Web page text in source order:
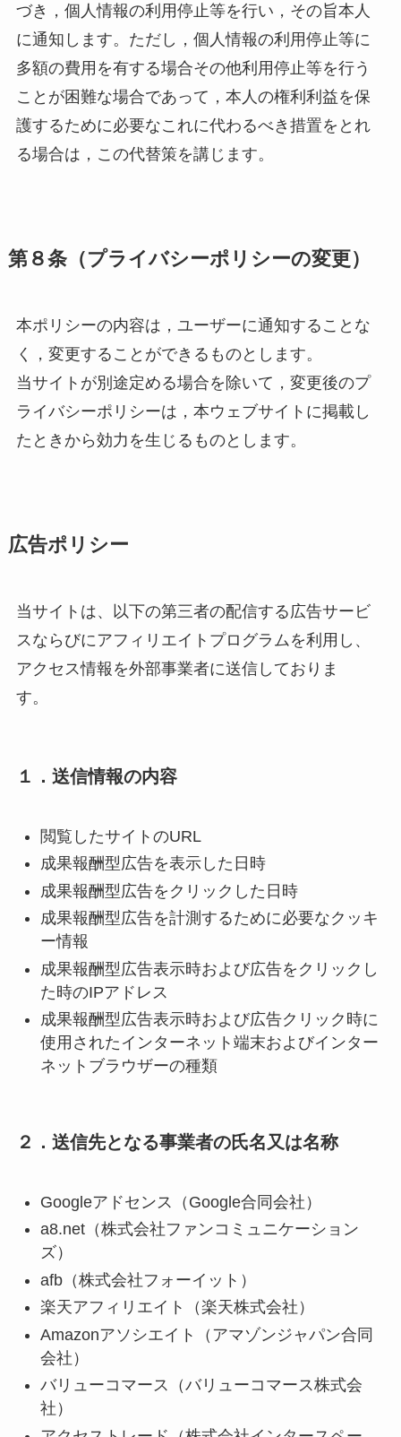
づき，個人情報の利用停止等を行い，その旨本人
に通知します。ただし，個人情報の利用停止等に
多額の費用を有する場合その他利用停止等を行う
ことが困難な場合であって，本人の権利利益を保
護するために必要なこれに代わるべき措置をとれ
る場合は，この代替策を講じます。
第８条（プライバシーポリシーの変更）
本ポリシーの内容は，ユーザーに通知することな
く，変更することができるものとします。
当サイトが別途定める場合を除いて，変更後のプ
ライバシーポリシーは，本ウェブサイトに掲載し
たときから効力を生じるものとします。
広告ポリシー
当サイトは、以下の第三者の配信する広告サービ
スならびにアフィリエイトプログラムを利用し、
アクセス情報を外部事業者に送信しておりま
す。
１．送信情報の内容
閲覧したサイトのURL
成果報酬型広告を表示した日時
成果報酬型広告をクリックした日時
成果報酬型広告を計測するために必要なクッキ
ー情報
成果報酬型広告表示時および広告をクリックし
た時のIPアドレス
成果報酬型広告表示時および広告クリック時に
使用されたインターネット端末およびインター
ネットブラウザーの種類
２．送信先となる事業者の氏名又は名称
Googleアドセンス（Google合同会社）
a8.net（株式会社ファンコミュニケーション
ズ）
afb（株式会社フォーイット）
楽天アフィリエイト（楽天株式会社）
Amazonアソシエイト（アマゾンジャパン合同
会社）
バリューコマース（バリューコマース株式会
社）